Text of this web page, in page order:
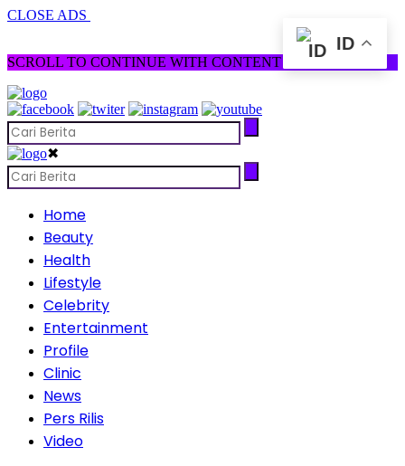
CLOSE ADS
SCROLL TO CONTINUE WITH CONTENT
✖
Home
Beauty
Health
Lifestyle
Celebrity
Entertainment
Profile
Clinic
News
Pers Rilis
Video
ID